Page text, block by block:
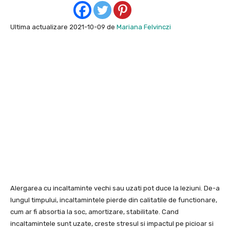
Ultima actualizare 2021-10-09 de Mariana Felvinczi
Alergarea cu incaltaminte vechi sau uzati pot duce la leziuni. De-a
lungul timpului, incaltamintele pierde din calitatile de functionare,
cum ar fi absortia la soc, amortizare, stabilitate. Cand
incaltamintele sunt uzate, creste stresul si impactul pe picioar si